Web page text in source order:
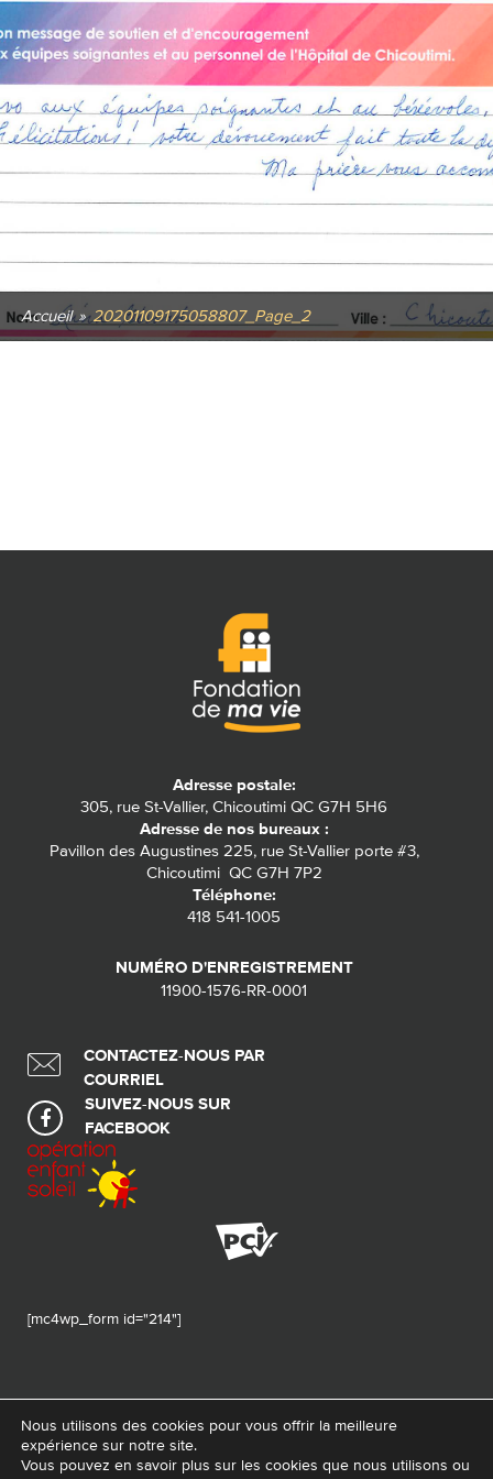
Accueil » 20201109175058807_Page_2
Adresse postale:
305, rue St-Vallier, Chicoutimi QC G7H 5H6
Adresse de nos bureaux :
Pavillon des Augustines 225, rue St-Vallier porte #3,
Chicoutimi QC G7H 7P2
Téléphone:
418 541-1005
NUMÉRO D'ENREGISTREMENT
11900-1576-RR-0001
CONTACTEZ-NOUS PAR
COURRIEL
SUIVEZ-NOUS SUR
FACEBOOK
[mc4wp_form id="214"]
© 2026 Tous droits réservés - Fondation de ma vie – Pour la santé de la
Nous utilisons des cookies pour vous offrir la meilleure
expérience sur notre site.
Vous pouvez en savoir plus sur les cookies que nous utilisons ou